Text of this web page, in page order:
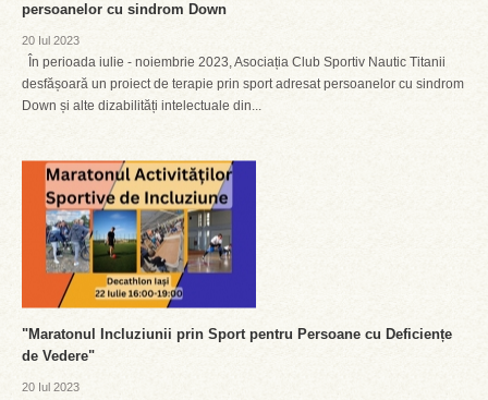
persoanelor cu sindrom Down
20 Iul 2023
În perioada iulie - noiembrie 2023, Asociația Club Sportiv Nautic Titanii
desfășoară un proiect de terapie prin sport adresat persoanelor cu sindrom
Down și alte dizabilități intelectuale din...
"Maratonul Incluziunii prin Sport pentru Persoane cu Deficiențe
de Vedere"
20 Iul 2023